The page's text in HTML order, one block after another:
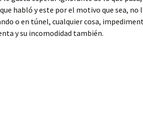
Algar de
habló y este por el motivo que sea, no
o en túnel, cualquier cosa,
y su incomodidad también.